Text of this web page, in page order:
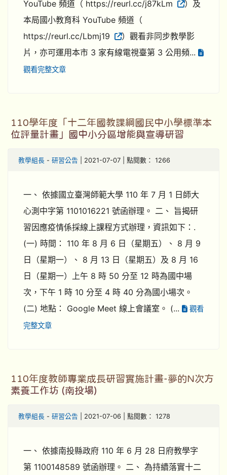
YouTube 頻道（ https://reurl.cc/j87kLm
）及
本局國小教育科 YouTube 頻道（
https://reurl.cc/Lbmj19
）觀看非同步教學影
片，亦可運用本市 3 家有線電視臺第 3 公用頻...
觀看完整文章
110學年度「十二年國教課綱國民中小學標準本
位評量計畫」國中小分區增能與宣導研習
教學組長 - 研習公告 | 2021-07-07 | 點閱數： 1266
一、 依據國立臺灣師範大學 110 年 7 月 1 日師大
心測中字第 1101016221 號函辦理。 二、 旨揭研
習因應疫情係採線上課程方式辦理，資訊如下：.
(一) 時間： 110 年 8 月 6 日（星期五）、 8 月 9
日（星期一）、 8 月 13 日（星期五）及 8 月 16
日（星期一）上午 8 時 50 分至 12 時為國中場
次，下午 1 時 10 分至 4 時 40 分為國小場次。
(二) 地點： Google Meet 線上會議室。 (...
觀看
完整文章
110年度教師專業成長研習實施計畫-夢的N次方
素養工作坊 (南投場)
教學組長 - 研習公告 | 2021-07-06 | 點閱數： 1278
一、 依據南投縣政府 110 年 6 月 28 日府教學字
第 1100148589 號函辦理。 二、 為持續落實十二